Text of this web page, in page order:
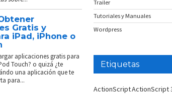
Gratis y
iPad, iPhone o
aplicaciones gratis para
Touch? o quizá ¿te
una aplicación que te
para...
Trailer
Tutoriales y Manuales
Wordpress
Etiquetas
ActionScriptActionScript